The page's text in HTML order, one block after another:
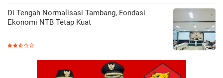
Di Tengah Normalisasi Tambang, Fondasi
Ekonomi NTB Tetap Kuat